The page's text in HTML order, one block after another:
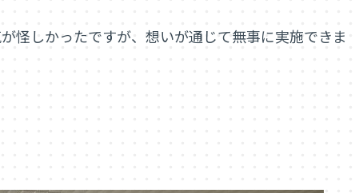
怪しかったですが、想いが通じて無事に実施できま